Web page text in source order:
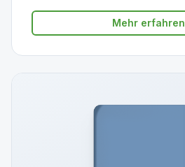
Mehr erfahren